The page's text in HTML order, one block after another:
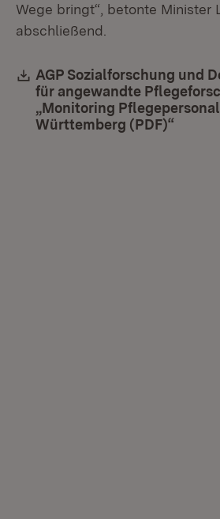
Wege bringt“, betonte Minister
abschließend.
Download:
AGP Sozialforschung und
für angewandte
„Monitoring
Württemberg (PDF)“